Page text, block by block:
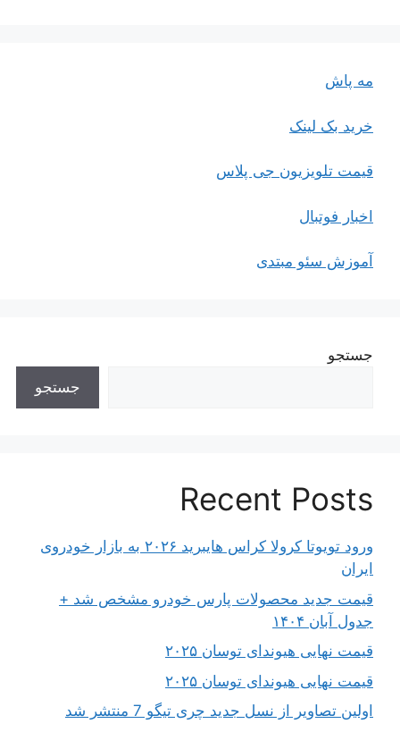
مه پاش
خرید بک لینک
قیمت تلویزیون جی پلاس
اخبار فوتبال
آموزش سئو مبتدی
جستجو
جستجو
Recent Posts
ورود تویوتا کرولا کراس هایبرید ۲۰۲۶ به بازار خودروی
ایران
قیمت جدید محصولات پارس خودرو مشخص شد +
جدول آبان ۱۴۰۴
قیمت نهایی هیوندای توسان ۲۰۲۵
قیمت نهایی هیوندای توسان ۲۰۲۵
اولین تصاویر از نسل جدید چری تیگو 7 منتشر شد